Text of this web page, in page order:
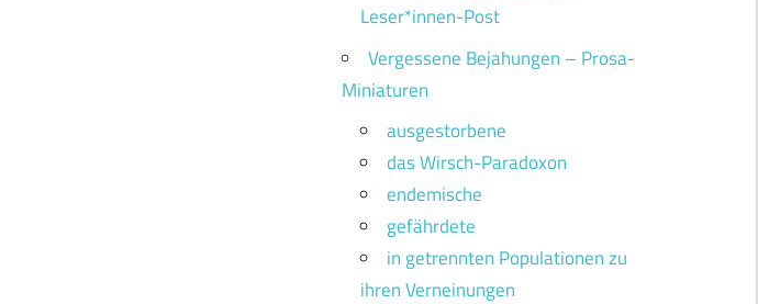
Leser*innen-Post
Vergessene Bejahungen – Prosa-
Miniaturen
ausgestorbene
das Wirsch-Paradoxon
endemische
gefährdete
in getrennten Populationen zu
ihren Verneinungen